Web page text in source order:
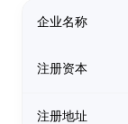
企业名称
注册资本
注册地址